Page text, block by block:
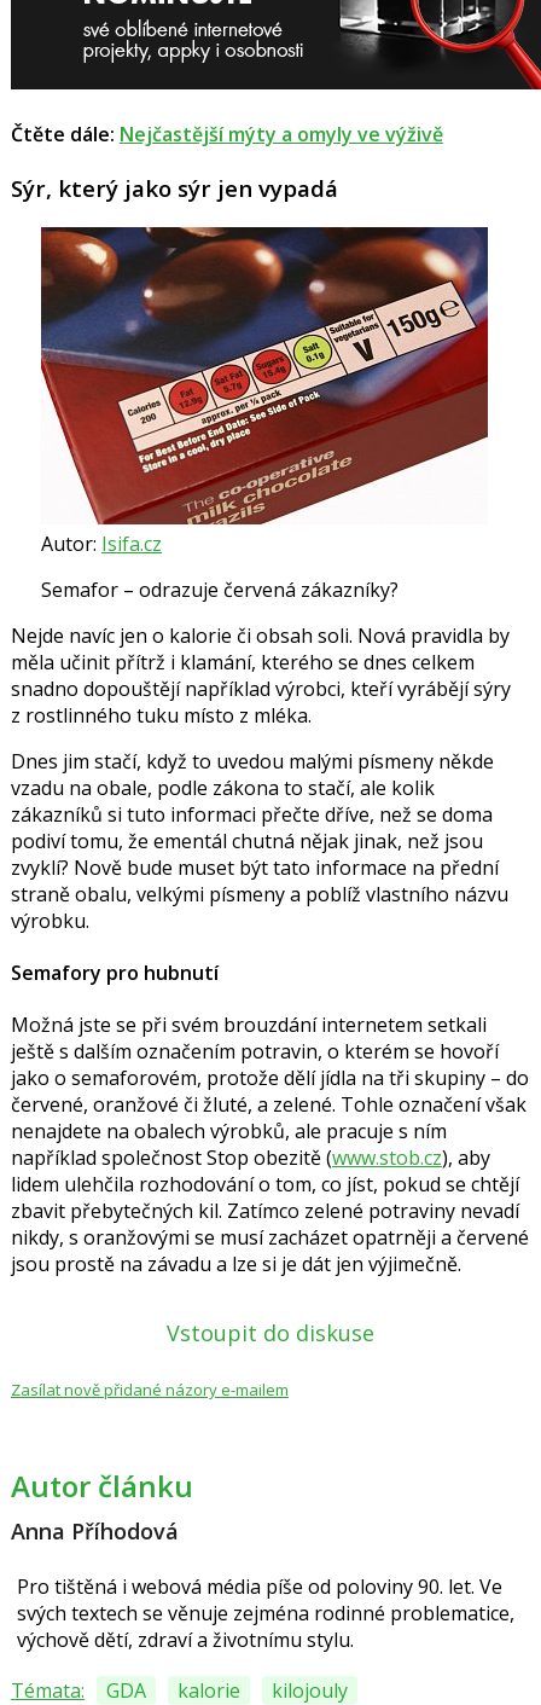
Čtěte dále: Nejčastější mýty a omyly ve výživě
Sýr, který jako sýr jen vypadá
Autor: Isifa.cz
Semafor – odrazuje červená zákazníky?
Nejde navíc jen o kalorie či obsah soli. Nová pravidla by
měla učinit přítrž i klamání, kterého se dnes celkem
snadno dopouštějí například výrobci, kteří vyrábějí sýry
z rostlinného tuku místo z mléka.
Dnes jim stačí, když to uvedou malými písmeny někde
vzadu na obale, podle zákona to stačí, ale kolik
zákazníků si tuto informaci přečte dříve, než se doma
podiví tomu, že ementál chutná nějak jinak, než jsou
zvyklí? Nově bude muset být tato informace na přední
straně obalu, velkými písmeny a poblíž vlastního názvu
výrobku.
Semafory pro hubnutí
Možná jste se při svém brouzdání internetem setkali
ještě s dalším označením potravin, o kterém se hovoří
jako o semaforovém, protože dělí jídla na tři skupiny – do
červené, oranžové či žluté, a zelené. Tohle označení však
nenajdete na obalech výrobků, ale pracuje s ním
například společnost Stop obezitě (www.stob.cz), aby
lidem ulehčila rozhodování o tom, co jíst, pokud se chtějí
zbavit přebytečných kil. Zatímco zelené potraviny nevadí
nikdy, s oranžovými se musí zacházet opatrněji a červené
jsou prostě na závadu a lze si je dát jen výjimečně.
Vstoupit do diskuse
Zasílat nově přidané názory e-mailem
Autor článku
Anna Příhodová
Pro tištěná i webová média píše od poloviny 90. let. Ve
svých textech se věnuje zejména rodinné problematice,
výchově dětí, zdraví a životnímu stylu.
Témata:
GDA kalorie
kilojouly